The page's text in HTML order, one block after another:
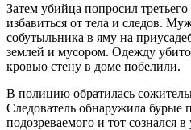
Затем убийца попросил
избавиться от тела и следов.
собутыльника в яму на
землей и мусором. Одежду
кровью стену в доме побелили.
В полицию обратилась
Следователь обнаружила бурые
подозреваемого и тот сознался в